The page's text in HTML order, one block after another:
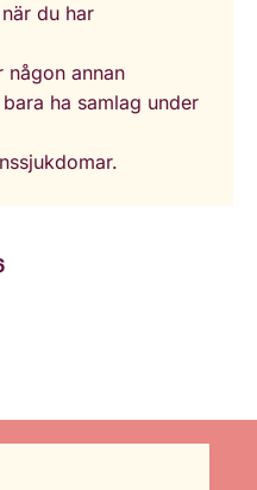
du har
någon annan
ha samlag under